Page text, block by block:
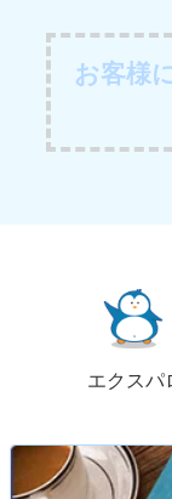
お客様
エクスパ